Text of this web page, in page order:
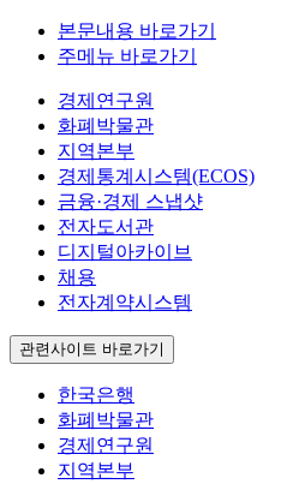
본문내용 바로가기
주메뉴 바로가기
경제연구원
화폐박물관
지역본부
경제통계시스템(ECOS)
금융·경제 스냅샷
전자도서관
디지털아카이브
채용
전자계약시스템
관련사이트 바로가기
한국은행
화폐박물관
경제연구원
지역본부